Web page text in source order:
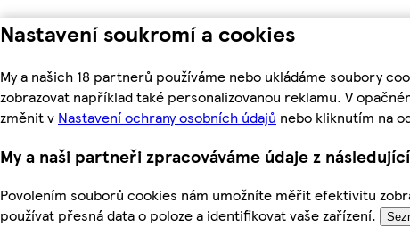
Nastavení soukromí a cookies
My a našich 18 partnerů používáme nebo ukládáme soubory
zobrazovat například také personalizovanou reklamu. V
změnit v Nastavení ochrany osobních údajů nebo kliknutím na
My a naši partneři zpracováváme údaje z
Povolením souborů cookies nám umožníte měřit efektivitu
používat přesná data o poloze a identifikovat vaše zařízení.